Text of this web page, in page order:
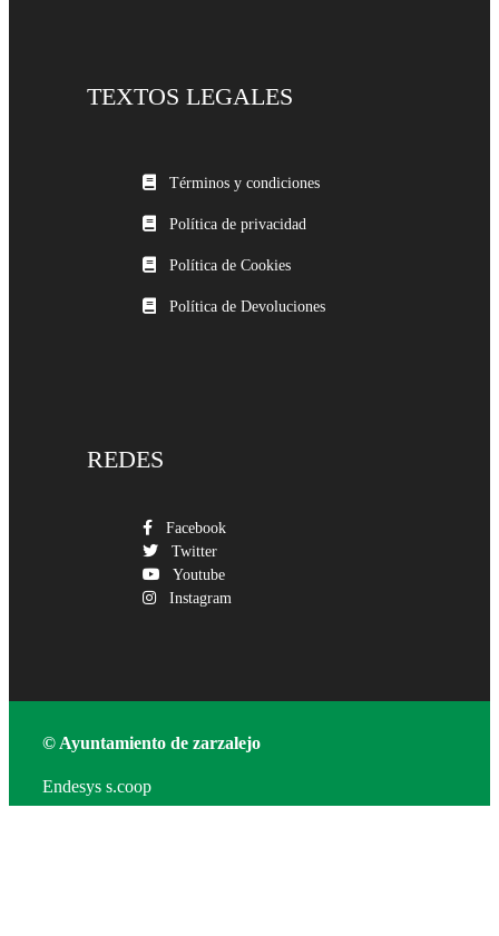
TEXTOS LEGALES
Términos y condiciones
Política de privacidad
Política de Cookies
Política de Devoluciones
REDES
Facebook
Twitter
Youtube
Instagram
© Ayuntamiento de zarzalejo
Endesys s.coop